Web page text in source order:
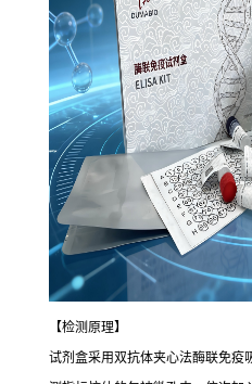
【检测原理】
试剂盒采用双抗体夹心法酶联免疫